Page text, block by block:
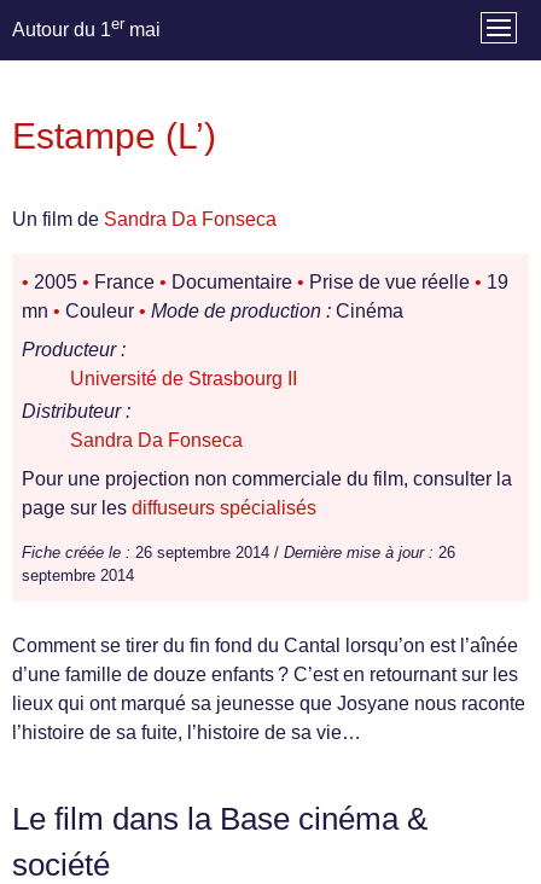
Autour du 1er mai
Estampe (L’)
Un film de Sandra Da Fonseca
• 2005 • France • Documentaire • Prise de vue réelle • 19
mn • Couleur • Mode de production : Cinéma
Producteur :
Université de Strasbourg II
Distributeur :
Sandra Da Fonseca
Pour une projection non commerciale du film, consulter la
page sur les diffuseurs spécialisés
Fiche créée le : 26 septembre 2014 / Dernière mise à jour : 26
septembre 2014
Comment se tirer du fin fond du Cantal lorsqu’on est l’aînée
d’une famille de douze enfants ? C’est en retournant sur les
lieux qui ont marqué sa jeunesse que Josyane nous raconte
l’histoire de sa fuite, l’histoire de sa vie…
Le film dans la Base cinéma &
société